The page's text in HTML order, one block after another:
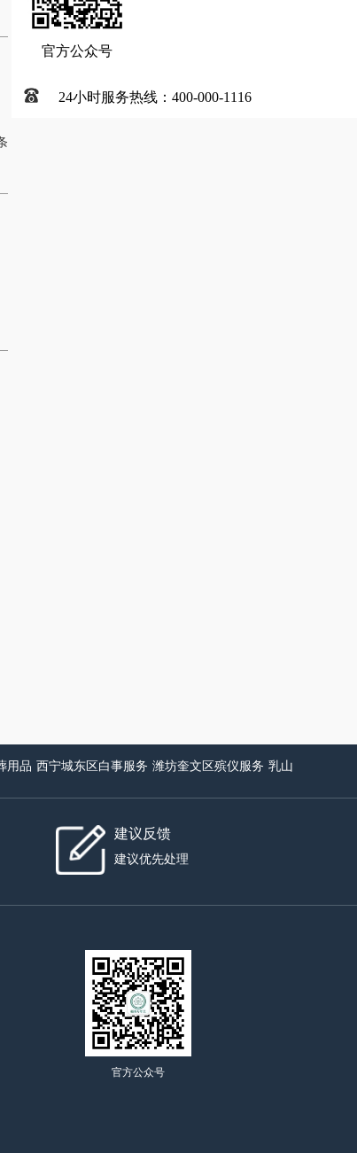
官方公众号
24小时服务热线：400-000-1116
用品 西宁城东区白事服务 潍坊奎文区殡仪服务 乳山
建议反馈
建议优先处理
官方公众号